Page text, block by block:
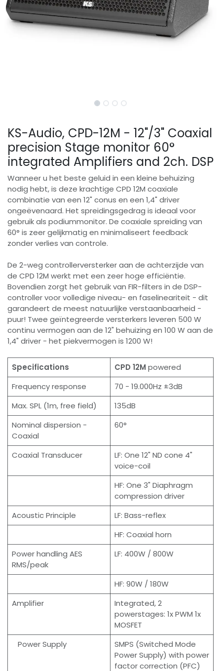
KS-Audio, CPD-12M - 12"/3" Coaxial
precision Stage monitor 60°
integrated Amplifiers and 2ch. DSP
Wanneer u het beste geluid in een kleine behuizing
nodig hebt, is deze krachtige CPD 12M coaxiale
combinatie van een 12" conus en een 1,4" driver
ongeëvenaard. Het spreidingsgedrag is ideaal voor
gebruik als podiummonitor. De coaxiale spreiding van
60° is zeer gelijkmatig en minimaliseert feedback
zonder verlies van controle.
De 2-weg controllerversterker aan de achterzijde van
de CPD 12M werkt met een zeer hoge efficiëntie.
Bovendien zorgt het gebruik van FIR-filters in de DSP-
controller voor volledige niveau- en faselineariteit - dit
garandeert de meest natuurlijke verstaanbaarheid -
puur! Twee geïntegreerde versterkers leveren 500 W
continu vermogen aan de 12" behuizing en 100 W aan de
1,4" driver - het piekvermogen is 1200 W!
Specifications CPD 12Mpowered
Frequency response
70 - 19.000Hz ±3dB
Max. SPL (1m, free field)
135dB
Nominal dispersion -
Coaxial
60°
Coaxial Transducer
LF: One 12" ND cone 4"
voice-coil
HF: One 3" Diaphragm
compression driver
Acoustic Principle
LF: Bass-reflex
HF: Coaxial horn
Power handling AES
RMS/peak
LF: 400W / 800W
HF: 90W / 180W
Amplifier
Integrated, 2
powerstages: 1x PWM 1x
MOSFET
Power Supply
SMPS (Switched Mode
Power Supply) with power
factor correction (PFC)